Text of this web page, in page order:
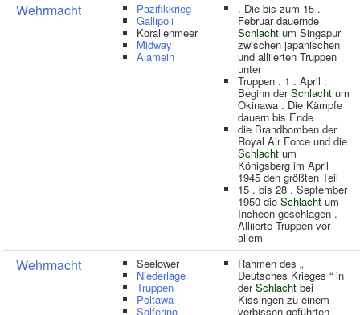
Wehrmacht Pazifikkrieg
Gallipoli
Korallenmeer
Midway
Alamein
. Die bis zum 15 .
Februar dauernde
Schlacht um Singapur
zwischen japanischen
und alliierten Truppen
unter
Truppen . 1 . April :
Beginn derSchlacht um
Okinawa . Die Kämpfe
dauern bis Ende
die Brandbomben der
Royal Air Force und die
Schlacht um
Königsberg im April
1945 den größten Teil
15 . bis 28 . September
1950 die Schlacht um
Incheon geschlagen .
Alliierte Truppen vor
allem
Wehrmacht Seelower
Niederlage
Truppen
Poltawa
Solferino
Rahmen des „
Deutsches Krieges “ in
derSchlacht bei
Kissingen zu einem
verbissen geführten